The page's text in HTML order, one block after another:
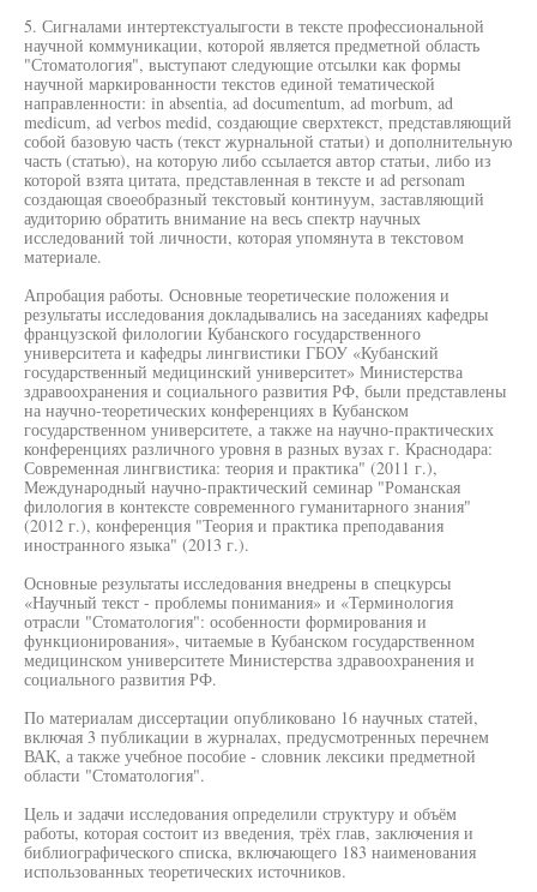
5. Сигналами интертекстуалыгости в тексте профессиональной
научной коммуникации, которой является предметной область
"Стоматология", выступают следующие отсылки как формы
научной маркированности текстов единой тематической
направленности: in absentia, ad documentum, ad morbum, ad
medicum, ad verbos medid, создающие сверхтекст, представляющий
собой базовую часть (текст журнальной статьи) и дополнительную
часть (статью), на которую либо ссылается автор статьи, либо из
которой взята цитата, представленная в тексте и ad personam
создающая своеобразный текстовый континуум, заставляющий
аудиторию обратить внимание на весь спектр научных
исследований той личности, которая упомянута в текстовом
материале.
Апробация работы. Основные теоретические положения и
результаты исследования докладывались на заседаниях кафедры
французской филологии Кубанского государственного
университета и кафедры лингвистики ГБОУ «Кубанский
государственный медицинский университет» Министерства
здравоохранения и социального развития РФ, были представлены
на научно-теоретических конференциях в Кубанском
государственном университете, а также на научно-практических
конференциях различного уровня в разных вузах г. Краснодара:
Современная лингвистика: теория и практика" (2011 г.),
Международный научно-практический семинар "Романская
филология в контексте современного гуманитарного знания"
(2012 г.), конференция "Теория и практика преподавания
иностранного языка" (2013 г.).
Основные результаты исследования внедрены в спецкурсы
«Научный текст - проблемы понимания» и «Терминология
отрасли "Стоматология": особенности формирования и
функционирования», читаемые в Кубанском государственном
медицинском университете Министерства здравоохранения и
социального развития РФ.
По материалам диссертации опубликовано 16 научных статей,
включая 3 публикации в журналах, предусмотренных перечнем
ВАК, а также учебное пособие - словник лексики предметной
области "Стоматология".
Цель и задачи исследования определили структуру и объём
работы, которая состоит из введения, трёх глав, заключения и
библиографического списка, включающего 183 наименования
использованных теоретических источников.